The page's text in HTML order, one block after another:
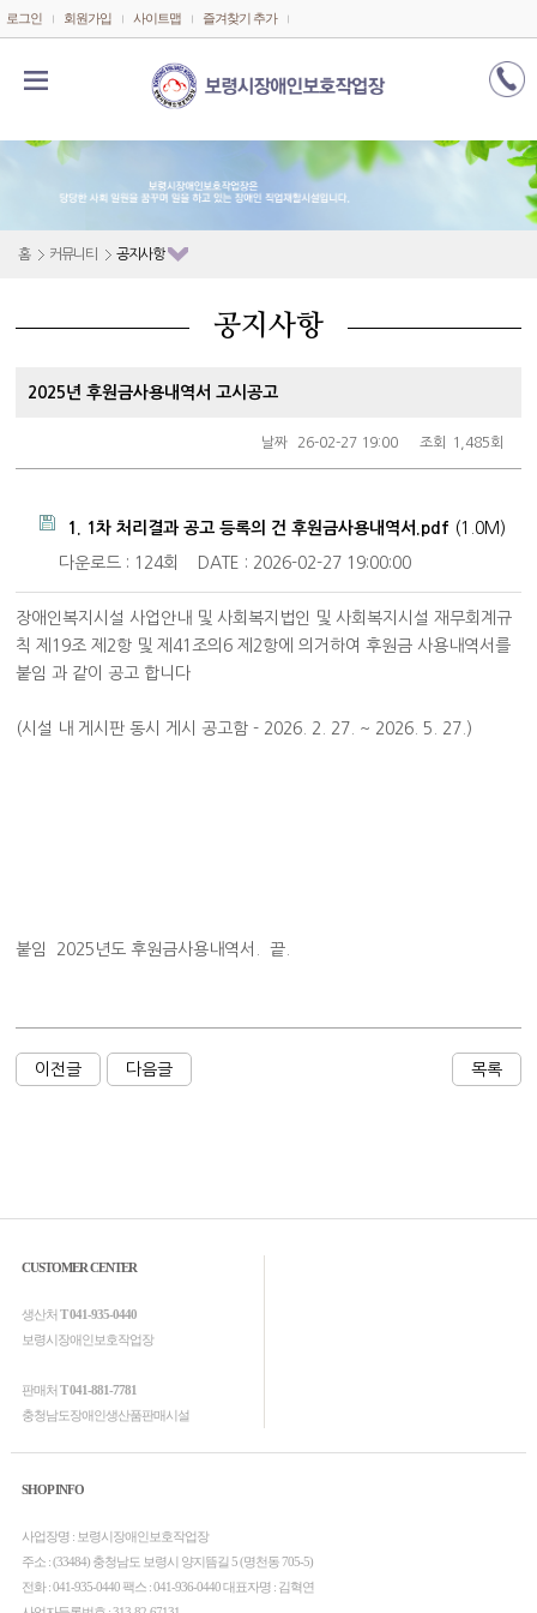
로그인 회원가입 사이트맵 즐겨찾기 추가
홈 커뮤니티 공지사항
공지사항
2025년 후원금사용내역서 고시공고
날짜 26-02-27 19:00 조회 1,485회
1. 1차 처리결과 공고 등록의 건 후원금사용내역서.pdf (1.0M)
다운로드 : 124회 DATE : 2026-02-27 19:00:00
장애인복지시설 사업안내 및 사회복지법인 및 사회복지시설 재무회계규
칙 제19조 제2항 및 제41조의6 제2항에 의거하여 후원금 사용내역서를
붙임 과 같이 공고 합니다
(시설 내 게시판 동시 게시 공고함 - 2026. 2. 27. ~ 2026. 5. 27.)
붙임 2025년도 후원금사용내역서. 끝.
이전글 다음글 목록
CUSTOMER CENTER
생산처 T 041-935-0440
보령시장애인보호작업장
판매처 T 041-881-7781
충청남도장애인생산품판매시설
SHOP INFO
사업장명 : 보령시장애인보호작업장
주소 : (33484) 충청남도 보령시 양지뜸길 5 (명천동 705-5)
전화 : 041-935-0440 팩스 : 041-936-0440 대표자명 : 김혁연